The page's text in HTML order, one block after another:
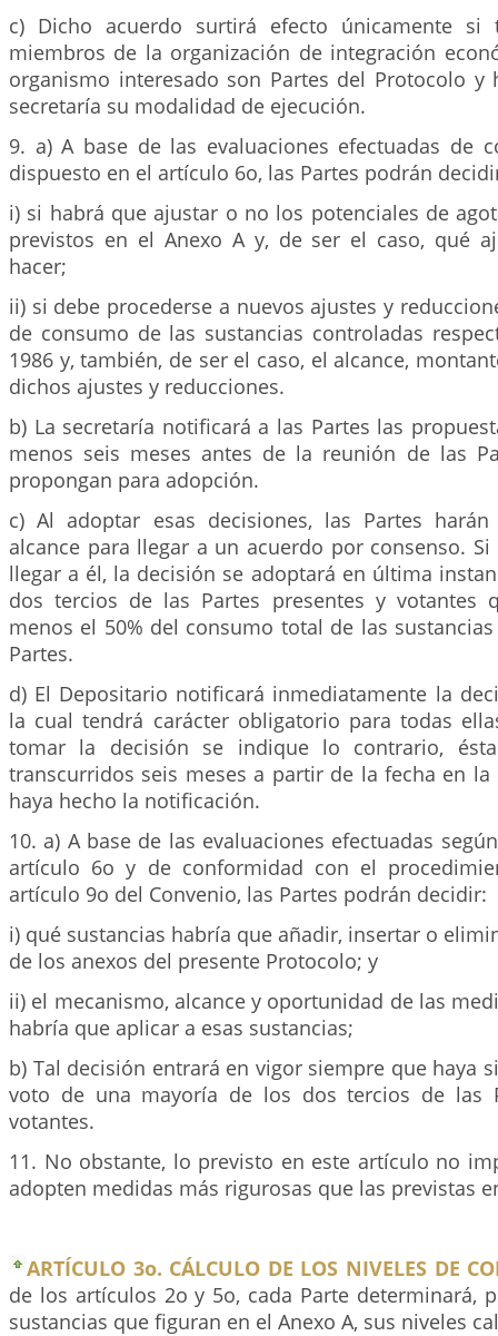
c) Dicho acuerdo surtirá efecto únicamente si
miembros de la organización de integración
organismo interesado son Partes del Protocolo
secretaría su modalidad de ejecución.
9. a) A base de las evaluaciones efectuadas de
dispuesto en el artículo 6o, las Partes podrán
i) si habrá que ajustar o no los potenciales de
previstos en el Anexo A y, de ser el caso, qué
hacer;
ii) si debe procederse a nuevos ajustes y
de consumo de las sustancias controladas
1986 y, también, de ser el caso, el alcance,
dichos ajustes y reducciones.
b) La secretaría notificará a las Partes las
menos seis meses antes de la reunión de las
propongan para adopción.
c) Al adoptar esas decisiones, las Partes
alcance para llegar a un acuerdo por consenso.
llegar a él, la decisión se adoptará en última
dos tercios de las Partes presentes y votantes
menos el 50% del consumo total de las
Partes.
d) El Depositario notificará inmediatamente la
la cual tendrá carácter obligatorio para todas
tomar la decisión se indique lo contrario,
transcurridos seis meses a partir de la fecha en
haya hecho la notificación.
10. a) A base de las evaluaciones efectuadas
artículo 6o y de conformidad con el
artículo 9o del Convenio, las Partes podrán decidir:
i) qué sustancias habría que añadir, insertar o
de los anexos del presente Protocolo; y
ii) el mecanismo, alcance y oportunidad de las
habría que aplicar a esas sustancias;
b) Tal decisión entrará en vigor siempre que haya
voto de una mayoría de los dos tercios de las
votantes.
11. No obstante, lo previsto en este artículo no
adopten medidas más rigurosas que las previstas
ARTÍCULO 3o. CÁLCULO DE LOS NIVELES DE
de los artículos 2o y 5o, cada Parte determinará,
sustancias que figuran en el Anexo A, sus niveles